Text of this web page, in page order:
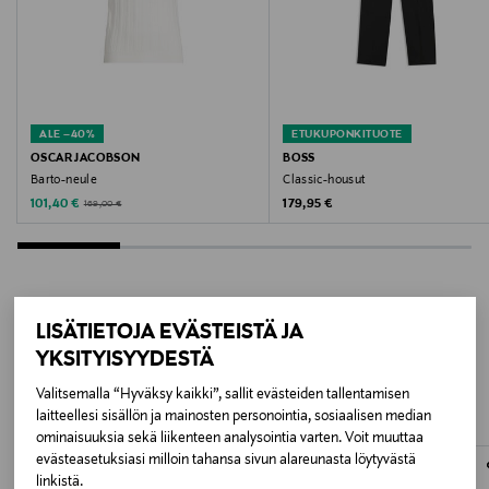
LISÄTIETOJA EVÄSTEISTÄ JA
YKSITYISYYDESTÄ
Valitsemalla “Hyväksy kaikki”, sallit evästeiden tallentamisen
laitteellesi sisällön ja mainosten personointia, sosiaalisen median
ominaisuuksia sekä liikenteen analysointia varten. Voit muuttaa
evästeasetuksiasi milloin tahansa sivun alareunasta löytyvästä
linkistä.
861 ARMY GREEN
Bulgaria
Valmistajan tuotenumero
54637216
Valmistaja
OSCAR JACOBSON AB
Valmistajan osoite
Vvevgatan 1, 504 64 Borås, Sweden
Digitaalinen osoite
ALE –40%
OSCAR JACOBSON
Barto-neule
Discounted Price
101,40 € Original Price
169,00 €
ETUKUPONKITUOTE
BOSS
Classic-housut
Original Price
179,95 €
LISÄÄ KIINNOSTAVIA
TUOTTEITA